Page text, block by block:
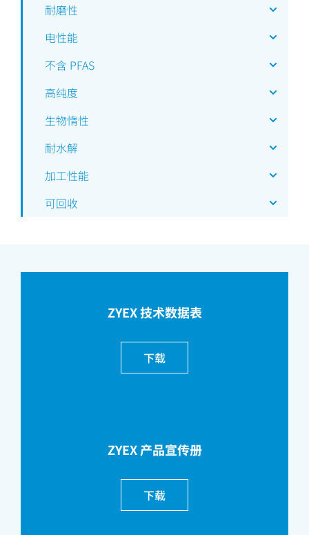
耐磨性
电性能
不含 PFAS
高纯度
生物惰性
耐水解
加工性能
可回收
ZYEX 技术数据表
下载
ZYEX 产品宣传册
下载